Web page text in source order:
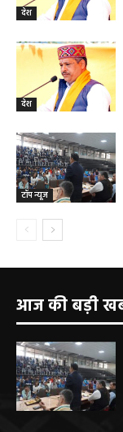
देश
देश
टॉप न्यूज
आज की बड़ी